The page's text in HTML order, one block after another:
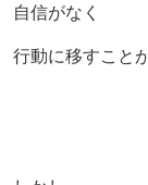
自信がなく
行動に移すこと